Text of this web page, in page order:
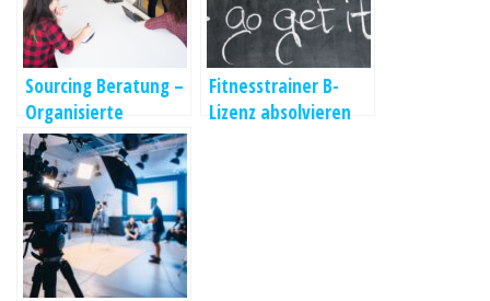
Sourcing Beratung –
Organisierte
Arbeitsabläufe
Fitnesstrainer B-
Lizenz absolvieren